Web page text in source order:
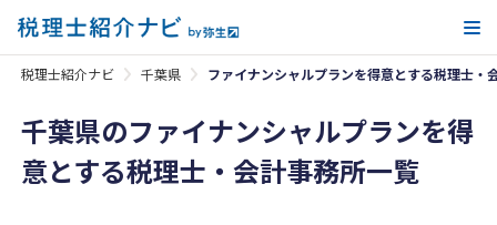
税理士紹介ナビ 千葉県 ファイナンシャルプランを得意とする税理士・
千葉県のファイナンシャルプランを得
意とする税理士・会計事務所一覧